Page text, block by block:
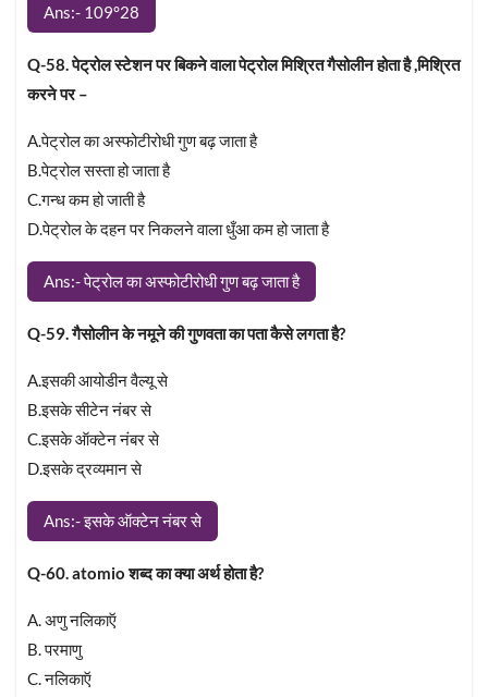
Ans:- 109°28
Q-58. पेट्रोल स्टेशन पर बिकने वाला पेट्रोल मिश्रित गैसोलीन होता है ,मिश्रित
करने पर –
A.पेट्रोल का अस्फोटीरोधी गुण बढ़ जाता है
B.पेट्रोल सस्ता हो जाता है
C.गन्ध कम हो जाती है
D.पेट्रोल के दहन पर निकलने वाला धुँआ कम हो जाता है
Ans:- पेट्रोल का अस्फोटीरोधी गुण बढ़ जाता है
Q-59. गैसोलीन के नमूने की गुणवता का पता कैसे लगता है?
A.इसकी आयोडीन वैल्यू से
B.इसके सीटेन नंबर से
C.इसके ऑक्टेन नंबर से
D.इसके द्रव्यमान से
Ans:- इसके ऑक्टेन नंबर से
Q-60. atomio शब्द का क्या अर्थ होता है?
A. अणु नलिकाऍ
B. परमाणु
C. नलिकाऍ